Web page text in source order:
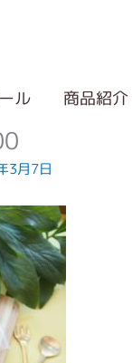
ル 商品紹介
3月7日